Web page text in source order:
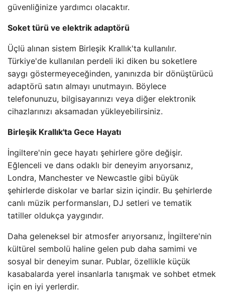
güvenliğinize yardımcı olacaktır.
Soket türü ve elektrik adaptörü
Üçlü alınan sistem Birleşik Krallık'ta kullanılır.
Türkiye'de kullanılan perdeli iki diken bu soketlere
saygı göstermeyeceğinden, yanınızda bir dönüştürücü
adaptörü satın almayı unutmayın. Böylece
telefonunuzu, bilgisayarınızı veya diğer elektronik
cihazlarınızı aksamadan yükleyebilirsiniz.
Birleşik Krallık'ta Gece Hayatı
İngiltere'nin gece hayatı şehirlere göre değişir.
Eğlenceli ve dans odaklı bir deneyim arıyorsanız,
Londra, Manchester ve Newcastle gibi büyük
şehirlerde diskolar ve barlar sizin içindir. Bu şehirlerde
canlı müzik performansları, DJ setleri ve tematik
tatiller oldukça yaygındır.
Daha geleneksel bir atmosfer arıyorsanız, İngiltere'nin
kültürel sembolü haline gelen pub daha samimi ve
sosyal bir deneyim sunar. Publar, özellikle küçük
kasabalarda yerel insanlarla tanışmak ve sohbet etmek
için en iyi yerlerdir.